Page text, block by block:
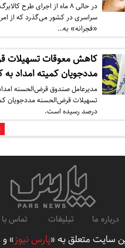
در حالی ۸ ماه از اجرای طرح
سراسری در کشور می‌گذرد که از
«فجرانه» به…
کاهش معوقات تسهیلات
مددجویان کمیته امداد به کمتر
مدیرعامل صندوق قرض‌الحسنه
درصد رسیده است.
درباره ما تبلیغات تماس با
سایت متعلق به «پارس نیوز» و